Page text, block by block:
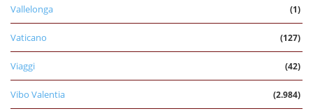
Vallelonga (1)
Vaticano (127)
Viaggi (42)
Vibo Valentia (2.984)